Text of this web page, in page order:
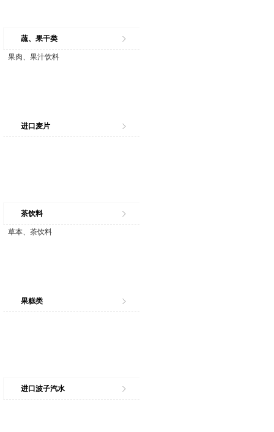
蔬、果干类
果肉、果汁饮料
进口麦片
茶饮料
草本、茶饮料
果糕类
进口波子汽水